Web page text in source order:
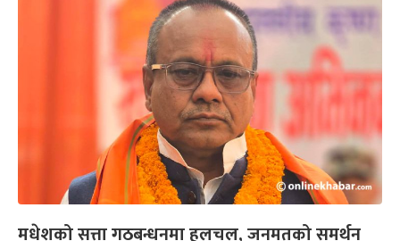
मधेशको सत्ता गठबन्धनमा हलचल, जनमतको समर्थन